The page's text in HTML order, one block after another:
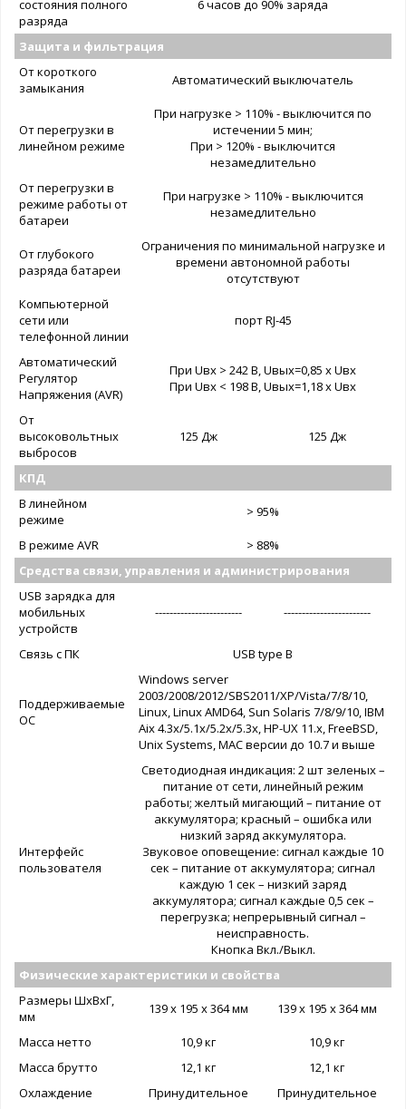
состояния полного
разряда
6 часов до 90% заряда
Защита и фильтрация
От короткого
замыкания
Автоматический выключатель
От перегрузки в
линейном режиме
При нагрузке > 110% - выключится по
истечении 5 мин;
При > 120% - выключится
незамедлительно
От перегрузки в
режиме работы от
батареи
При нагрузке > 110% - выключится
незамедлительно
От глубокого
разряда батареи
Ограничения по минимальной нагрузке и
времени автономной работы
отсутствуют
Компьютерной
сети или
телефонной линии
порт RJ-45
Автоматический
Регулятор
Напряжения (AVR)
При Uвх > 242 В, Uвых=0,85 x Uвх
При Uвх < 198 В, Uвых=1,18 x Uвх
От
высоковольтных
выбросов
125 Дж 125 Дж
КПД
В линейном
режиме
> 95%
В режиме AVR
> 88%
Средства связи, управления и администрирования
USB зарядка для
мобильных
устройств
------------------------ ------------------------
Связь с ПК USB type B
Поддерживаемые
ОС
Windows server
2003/2008/2012/SBS2011/XP/Vista/7/8/10,
Linux, Linux AMD64, Sun Solaris 7/8/9/10, IBM
Aix 4.3x/5.1x/5.2x/5.3x, HP-UX 11.x, FreeBSD,
Unix Systems, MAC версии до 10.7 и выше
Интерфейс
пользователя
Светодиодная индикация: 2 шт зеленых –
питание от сети, линейный режим
работы; желтый мигающий – питание от
аккумулятора; красный – ошибка или
низкий заряд аккумулятора.
Звуковое оповещение: сигнал каждые 10
сек – питание от аккумулятора; сигнал
каждую 1 сек – низкий заряд
аккумулятора; сигнал каждые 0,5 сек –
перегрузка; непрерывный сигнал –
неисправность.
Кнопка Вкл./Выкл.
Физические характеристики и свойства
Размеры ШxВxГ,
мм
139 x 195 х 364 мм 139 x 195 х 364 мм
Масса нетто 10,9 кг
10,9 кг
Масса брутто
12,1 кг
12,1 кг
Охлаждение
Принудительное
Принудительное